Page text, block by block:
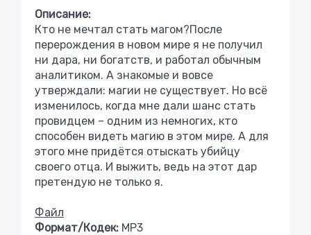
Описание:
Кто не мечтал стать магом?После
перерождения в новом мире я не получил
ни дара, ни богатств, и работал обычным
аналитиком. А знакомые и вовсе
утверждали: магии не существует. Но всё
изменилось, когда мне дали шанс стать
провидцем – одним из немногих, кто
способен видеть магию в этом мире. А для
этого мне придётся отыскать убийцу
своего отца. И выжить, ведь на этот дар
претендую не только я.
Файл
Формат/Кодек: МР3